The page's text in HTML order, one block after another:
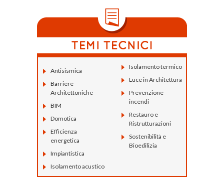
Antisismica
Barriere
Architettoniche
BIM
Domotica
Efficienza
energetica
Impiantistica
Isolamento acustico
Isolamento termico
Luce in Architettura
Prevenzione
incendi
Restauro e
Ristrutturazioni
Sostenibilità e
Bioedilizia